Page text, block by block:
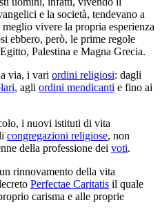
e la società, tendevano a
vivere la propria esperienza
ebbero, però, le prime regole
Palestina e Magna Grecia.
via, i vari ordini religiosi: dagli
, agli ordini mendicanti e fino ai
i nuovi istituti di vita
congregazioni religiose, non
della professione dei voti.
rinnovamento della vita
Perfectae Caritatis il quale
carisma e alle proprie